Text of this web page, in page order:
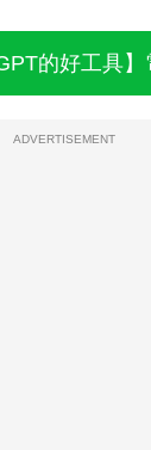
的好工具】
ADVERTISEMENT